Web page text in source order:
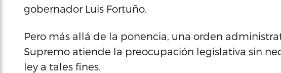
gobernador Luis Fortuño.
Pero más allá de la ponencia, una orden
Supremo atiende la preocupación legislativa sin
ley a tales fines.